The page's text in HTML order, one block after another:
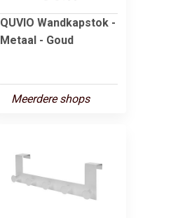
QUVIO Wandkapstok -
Metaal - Goud
Meerdere shops